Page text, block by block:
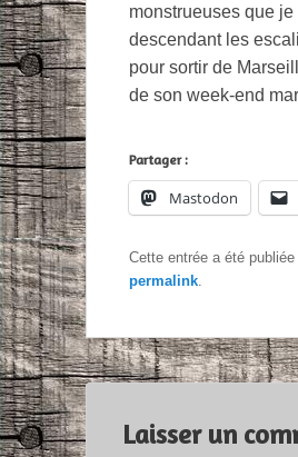
monstrueuses que
descendant les
pour sortir de
de son week-end
Partager :
Mastodon
Cette entrée a été publiée
permalink
Laisser un